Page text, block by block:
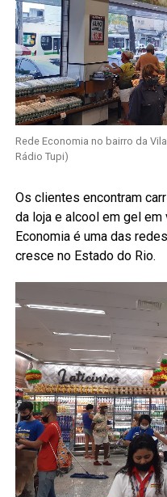
Rede Economia no bairro da
Rádio Tupi)
Os clientes encontram
da loja e alcool em gel
Economia é uma das
cresce no Estado do Rio.